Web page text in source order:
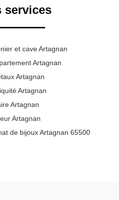
services
et cave Artagnan
Artagnan
Artagnan
Artagnan
Artagnan
Artagnan
de bijoux Artagnan 65500